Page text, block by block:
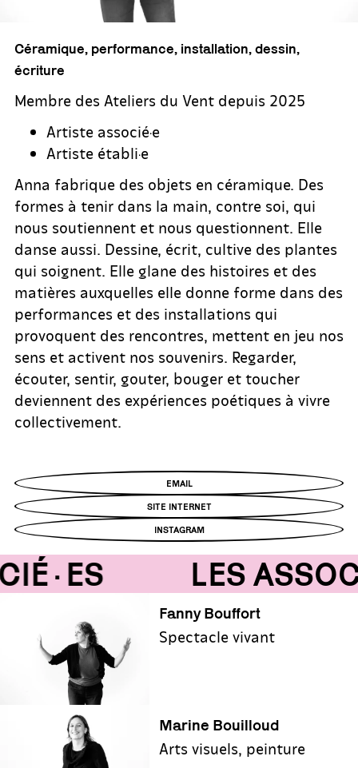
Céramique, performance, installation, dessin,
écriture
Membre des Ateliers du Vent depuis 2025
Artiste associé·e
Artiste établi·e
Anna fabrique des objets en céramique. Des
formes à tenir dans la main, contre soi, qui
nous soutiennent et nous questionnent. Elle
danse aussi. Dessine, écrit, cultive des plantes
qui soignent. Elle glane des histoires et des
matières auxquelles elle donne forme dans des
performances et des installations qui
provoquent des rencontres, mettent en jeu nos
sens et activent nos souvenirs. Regarder,
écouter, sentir, gouter, bouger et toucher
deviennent des expériences poétiques à vivre
collectivement.
EMAIL
SITE INTERNET
INSTAGRAM
LES
Fanny Bouffort
Spectacle vivant
Marine Bouilloud
Arts visuels, peinture